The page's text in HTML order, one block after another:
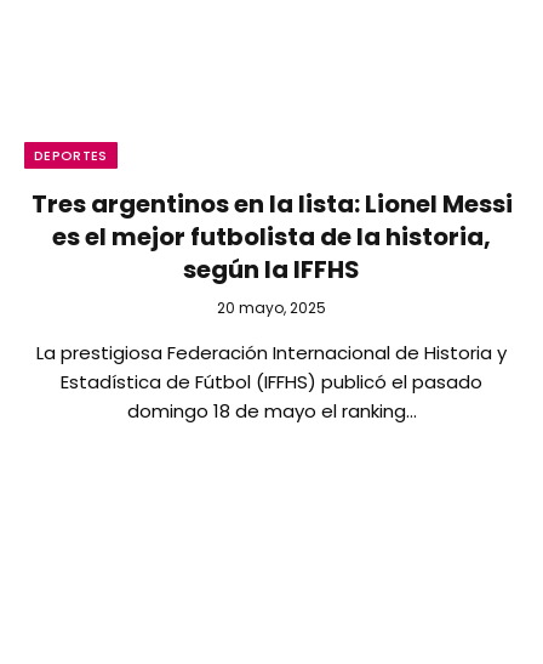
DEPORTES
Tres argentinos en la lista: Lionel Messi
es el mejor futbolista de la historia,
según la IFFHS
20 mayo, 2025
La prestigiosa Federación Internacional de Historia y
Estadística de Fútbol (IFFHS) publicó el pasado
domingo 18 de mayo el ranking…